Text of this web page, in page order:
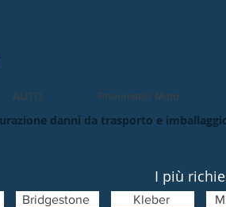
AUTO Pneumatici Moto
danni da trasporto e
I più
Bridgestone Kleber